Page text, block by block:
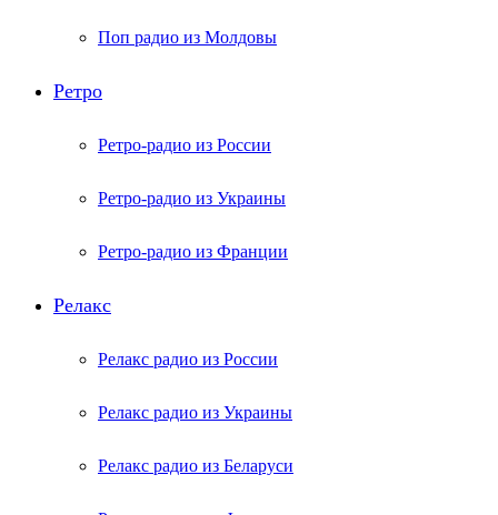
Поп радио из Молдовы
Ретро
Ретро-радио из России
Ретро-радио из Украины
Ретро-радио из Франции
Релакс
Релакс радио из России
Релакс радио из Украины
Релакс радио из Беларуси